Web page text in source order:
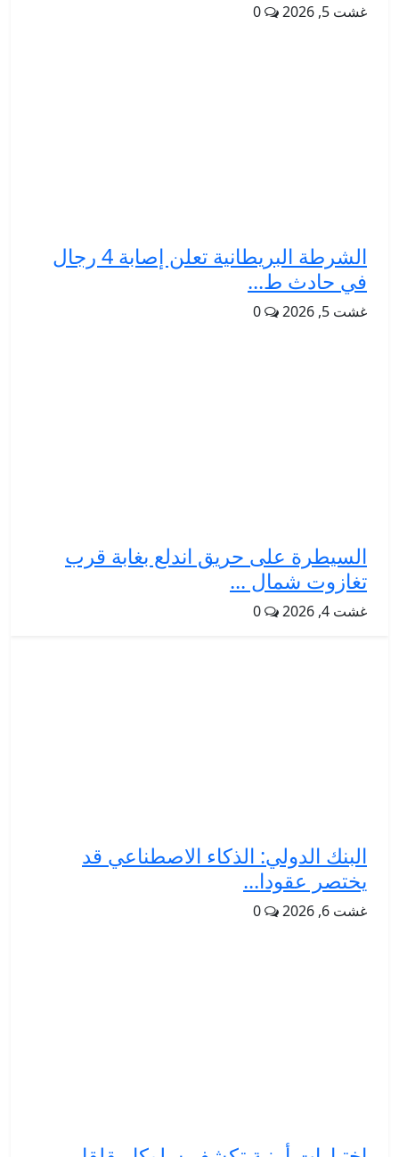
غشت 5, 2026 0
الشرطة البريطانية تعلن إصابة 4 رجال
في حادث ط...
غشت 5, 2026 0
السيطرة على حريق اندلع بغابة قرب
تغازوت شمال ...
غشت 4, 2026 0
البنك الدولي: الذكاء الاصطناعي قد
يختصر عقودا...
غشت 6, 2026 0